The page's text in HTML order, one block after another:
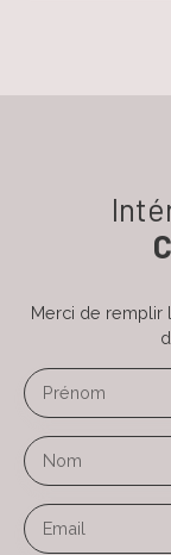
Merci de remplir
Prénom
Nom
Email